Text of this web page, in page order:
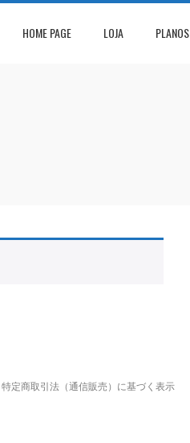
HOME PAGE LOJA PLANOS
特定商取引法（通信販売）に基づく表示